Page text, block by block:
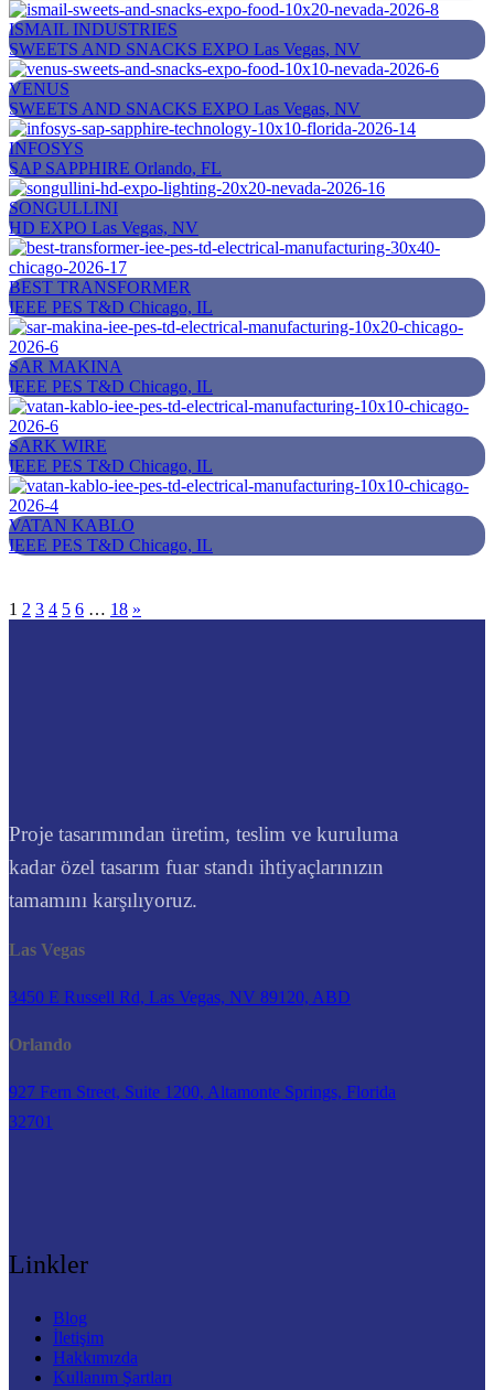
ISMAIL INDUSTRIES
SWEETS AND SNACKS EXPO Las Vegas, NV
VENUS
SWEETS AND SNACKS EXPO Las Vegas, NV
INFOSYS
SAP SAPPHIRE Orlando, FL
SONGULLINI
HD EXPO Las Vegas, NV
BEST TRANSFORMER
IEEE PES T&D Chicago, IL
SAR MAKINA
IEEE PES T&D Chicago, IL
SARK WIRE
IEEE PES T&D Chicago, IL
VATAN KABLO
IEEE PES T&D Chicago, IL
1 2 3 4 5 6 … 18 »
Proje tasarımından üretim, teslim ve kuruluma
kadar özel tasarım fuar standı ihtiyaçlarınızın
tamamını karşılıyoruz.
Las Vegas
3450 E Russell Rd, Las Vegas, NV 89120, ABD
Orlando
927 Fern Street, Suite 1200, Altamonte Springs, Florida
32701
Linkler
Blog
İletişim
Hakkımızda
Kullanım Şartları